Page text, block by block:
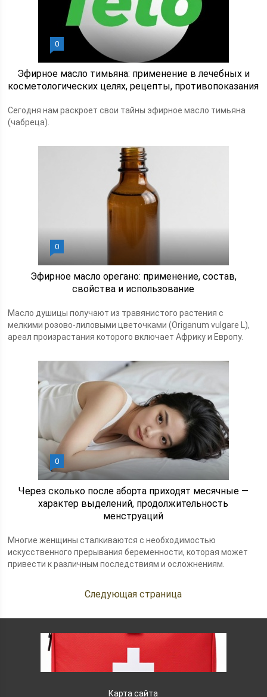
0
Эфирное масло тимьяна: применение в лечебных и
косметологических целях, рецепты, противопоказания
Сегодня нам раскроет свои тайны эфирное масло тимьяна
(чабреца).
0
Эфирное масло орегано: применение, состав,
свойства и использование
Масло душицы получают из травянистого растения с
мелкими розово-лиловыми цветочками (Origanum vulgare L),
ареал произрастания которого включает Африку и Европу.
0
Через сколько после аборта приходят месячные —
характер выделений, продолжительность
менструаций
Многие женщины сталкиваются с необходимостью
искусственного прерывания беременности, которая может
привести к различным последствиям и осложнениям.
Следующая страница
Карта сайта